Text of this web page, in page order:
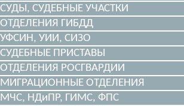
СУДЫ, СУДЕБНЫЕ УЧАСТКИ
ОТДЕЛЕНИЯ ГИБДД
УФСИН, УИИ, СИЗО
СУДЕБНЫЕ ПРИСТАВЫ
ОТДЕЛЕНИЯ РОСГВАРДИИ
МИГРАЦИОННЫЕ ОТДЕЛЕНИЯ
МЧС, НДиПР, ГИМС, ФПС